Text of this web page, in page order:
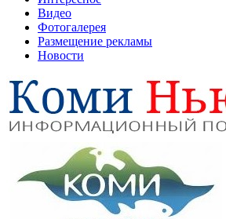
Видео
Фотогалерея
Размещение рекламы
Новости